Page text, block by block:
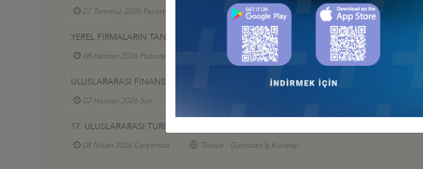
27 Temmuz 2026 Pazartesi Türkiye - Afganistan İş Konseyi
YEREL FİRMALARIN TANITIM SERGİSİ, 17-20 HAZİRAN 2026, BAKÜ
08 Haziran 2026 Pazartesi Türkiye - Azerbaycan İş Konseyi
ULUSLARARASI FİNANS VE BANKACILIK ZİRVESİ 2026: TÜRK DEVLETLERİNİN
02 Haziran 2026 Salı
17. ULUSLARARASI TURİZM VE OTEL EKİPMANLARI (EBIT 2026) FUARI, 30 NİSAN-2 MAYIS
08 Nisan 2026 Çarşamba Türkiye - Gürcistan İş Konseyi